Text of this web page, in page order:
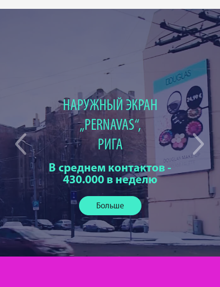
НАРУЖНЫЙ ЭКРАН
„PERNAVAS“,
РИГА
В среднем контактов -
430.000 в неделю
Больше